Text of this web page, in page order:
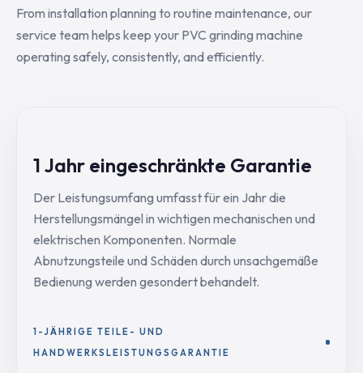
From installation planning to routine maintenance, our
service team helps keep your PVC grinding machine
operating safely, consistently, and efficiently.
1 Jahr eingeschränkte Garantie
Der Leistungsumfang umfasst für ein Jahr die
Herstellungsmängel in wichtigen mechanischen und
elektrischen Komponenten. Normale
Abnutzungsteile und Schäden durch unsachgemäße
Bedienung werden gesondert behandelt.
1-JÄHRIGE TEILE- UND
HANDWERKSLEISTUNGSGARANTIE